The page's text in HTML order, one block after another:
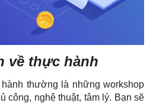
về thực hành
thường là những workshop
công, nghệ thuật, tâm lý. Bạn sẽ